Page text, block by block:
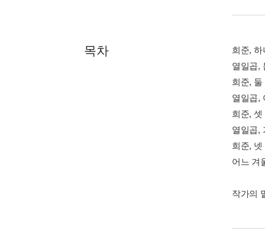
목차
희준, 하
열일곱,
희준, 둘
열일곱,
희준, 셋
열일곱,
희준, 넷
어느 겨
작가의